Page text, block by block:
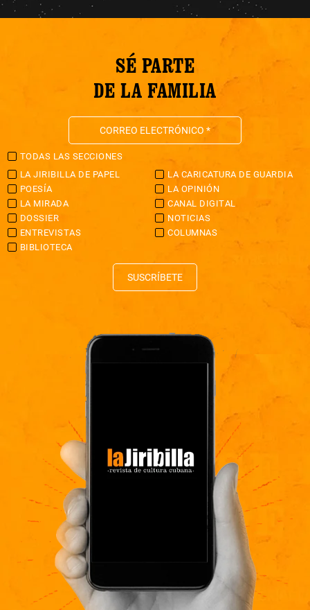
SÉ PARTE
DE LA FAMILIA
TODAS LAS SECCIONES
LA JIRIBILLA DE PAPEL
LA CARICATURA DE GUARDIA
POESÍA
LA OPINIÓN
LA MIRADA
CANAL DIGITAL
DOSSIER
NOTICIAS
ENTREVISTAS
COLUMNAS
BIBLIOTECA
SUSCRÍBETE